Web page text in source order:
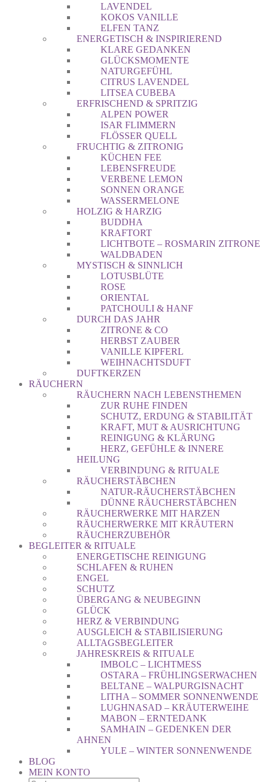
LAVENDEL
KOKOS VANILLE
ELFEN TANZ
ENERGETISCH & INSPIRIEREND
KLARE GEDANKEN
GLÜCKSMOMENTE
NATURGEFÜHL
CITRUS LAVENDEL
LITSEA CUBEBA
ERFRISCHEND & SPRITZIG
ALPEN POWER
ISAR FLIMMERN
FLÖSSER QUELL
FRUCHTIG & ZITRONIG
KÜCHEN FEE
LEBENSFREUDE
VERBENE LEMON
SONNEN ORANGE
WASSERMELONE
HOLZIG & HARZIG
BUDDHA
KRAFTORT
LICHTBOTE – ROSMARIN ZITRONE
WALDBADEN
MYSTISCH & SINNLICH
LOTUSBLÜTE
ROSE
ORIENTAL
PATCHOULI & HANF
DURCH DAS JAHR
ZITRONE & CO
HERBST ZAUBER
VANILLE KIPFERL
WEIHNACHTSDUFT
DUFTKERZEN
RÄUCHERN
RÄUCHERN NACH LEBENSTHEMEN
ZUR RUHE FINDEN
SCHUTZ, ERDUNG & STABILITÄT
KRAFT, MUT & AUSRICHTUNG
REINIGUNG & KLÄRUNG
HERZ, GEFÜHLE & INNERE
HEILUNG
VERBINDUNG & RITUALE
RÄUCHERSTÄBCHEN
NATUR-RÄUCHERSTÄBCHEN
DÜNNE RÄUCHERSTÄBCHEN
RÄUCHERWERKE MIT HARZEN
RÄUCHERWERKE MIT KRÄUTERN
RÄUCHERZUBEHÖR
BEGLEITER & RITUALE
ENERGETISCHE REINIGUNG
SCHLAFEN & RUHEN
ENGEL
SCHUTZ
ÜBERGANG & NEUBEGINN
GLÜCK
HERZ & VERBINDUNG
AUSGLEICH & STABILISIERUNG
ALLTAGSBEGLEITER
JAHRESKREIS & RITUALE
IMBOLC – LICHTMESS
OSTARA – FRÜHLINGSERWACHEN
BELTANE – WALPURGISNACHT
LITHA – SOMMER SONNENWENDE
LUGHNASAD – KRÄUTERWEIHE
MABON – ERNTEDANK
SAMHAIN – GEDENKEN DER
AHNEN
YULE – WINTER SONNENWENDE
BLOG
MEIN KONTO